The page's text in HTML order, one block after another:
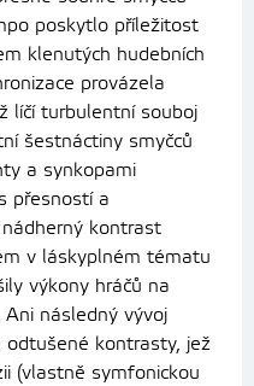
poskytlo příležitost
klenutých hudebních
provázela
líčí turbulentní souboj
šestnáctiny smyčců
a synkopami
přesností a
kontrast
v láskyplném tématu
výkony hráčů na
následný vývoj
kontrasty, jež
(vlastně symfonickou